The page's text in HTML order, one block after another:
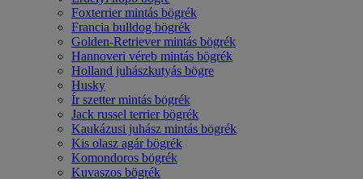
Foxterrier mintás bögrék
Francia bulldog bögrék
Golden-Retriever mintás bögrék
Hannoveri véreb mintás bögrék
Holland juhászkutyás bögre
Husky
Ír szetter mintás bögrék
Jack russel terrier bögrék
Kaukázusi juhász mintás bögrék
Kis olasz agár bögrék
Komondoros bögrék
Kuvaszos bögrék